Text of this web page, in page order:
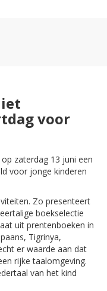
voor
zaterdag 13 juni een
voor jonge kinderen
Zo presenteert
boekselectie
uit prentenboeken in
Tigrinya,
er waarde aan dat
rijke taalomgeving.
van het kind